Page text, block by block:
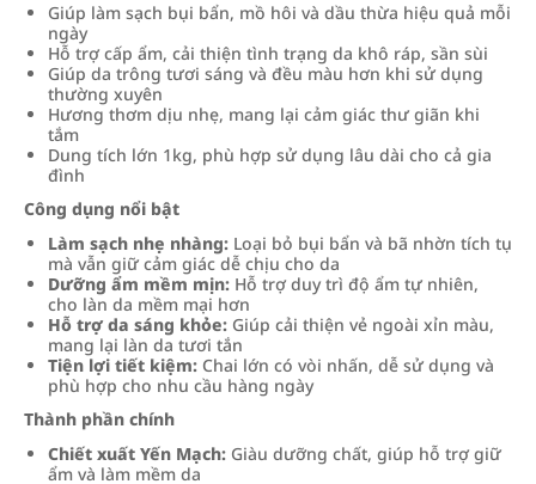
Giúp làm sạch bụi bẩn, mồ hôi và dầu thừa hiệu quả mỗi
ngày
Hỗ trợ cấp ẩm, cải thiện tình trạng da khô ráp, sần sùi
Giúp da trông tươi sáng và đều màu hơn khi sử dụng
thường xuyên
Hương thơm dịu nhẹ, mang lại cảm giác thư giãn khi
tắm
Dung tích lớn 1kg, phù hợp sử dụng lâu dài cho cả gia
đình
Công dụng nổi bật
Làm sạch nhẹ nhàng: Loại bỏ bụi bẩn và bã nhờn tích tụ
mà vẫn giữ cảm giác dễ chịu cho da
Dưỡng ẩm mềm mịn: Hỗ trợ duy trì độ ẩm tự nhiên,
cho làn da mềm mại hơn
Hỗ trợ da sáng khỏe: Giúp cải thiện vẻ ngoài xỉn màu,
mang lại làn da tươi tắn
Tiện lợi tiết kiệm: Chai lớn có vòi nhấn, dễ sử dụng và
phù hợp cho nhu cầu hàng ngày
Thành phần chính
Chiết xuất Yến Mạch: Giàu dưỡng chất, giúp hỗ trợ giữ
ẩm và làm mềm da